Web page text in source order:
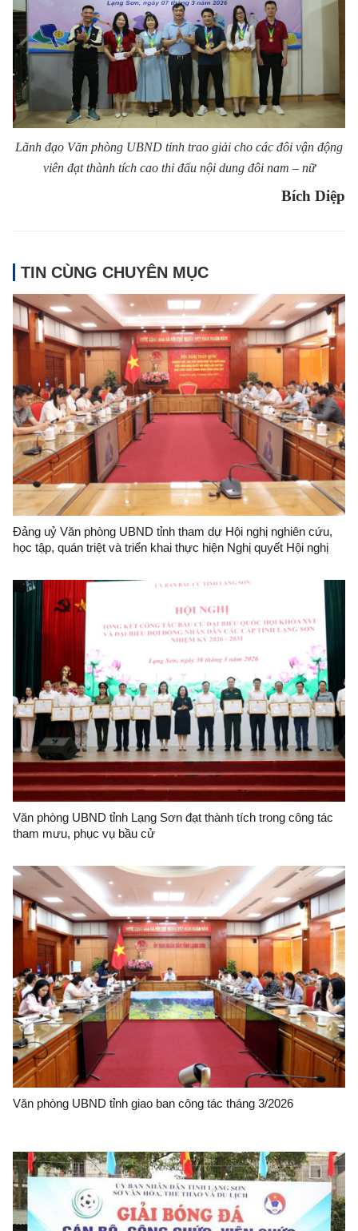
Lãnh đạo Văn phòng UBND tỉnh trao giải cho các đôi vận động
viên đạt thành tích cao thi đấu nội dung đôi nam – nữ
Bích Diệp
TIN CÙNG CHUYÊN MỤC
Đảng uỷ Văn phòng UBND tỉnh tham dự Hội nghị nghiên cứu,
học tập, quán triệt và triển khai thực hiện Nghị quyết Hội nghị
Văn phòng UBND tỉnh Lạng Sơn đạt thành tích trong công tác
tham mưu, phục vụ bầu cử
Văn phòng UBND tỉnh giao ban công tác tháng 3/2026